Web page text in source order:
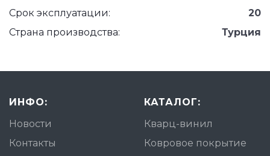
Срок эксплуатации:
20
Страна производства:
Турция
ИНФО:
Новости
Контакты
КАТАЛОГ:
Кварц-винил
Ковровое покрытие